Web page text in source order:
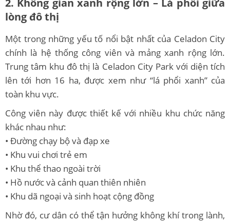
lòng đô thị
Một trong những yếu tố nổi bật nhất của Celadon City
chính là hệ thống công viên và mảng xanh rộng lớn.
Trung tâm khu đô thị là Celadon City Park với diện tích
lên tới hơn 16 ha, được xem như “lá phổi xanh” của
toàn khu vực.
Công viên này được thiết kế với nhiều khu chức năng
khác nhau như:
• Đường chạy bộ và đạp xe
• Khu vui chơi trẻ em
• Khu thể thao ngoài trời
• Hồ nước và cảnh quan thiên nhiên
• Khu dã ngoại và sinh hoạt cộng đồng
Nhờ đó, cư dân có thể tận hưởng không khí trong lành,